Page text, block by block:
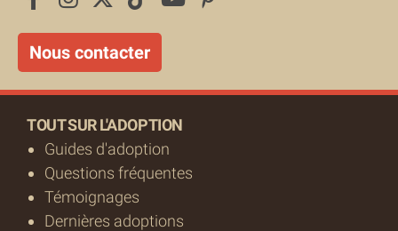
Nous contacter
TOUT SUR L'ADOPTION
Guides d'adoption
Questions fréquentes
Témoignages
Dernières adoptions